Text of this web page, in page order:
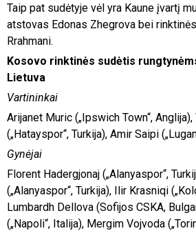
Taip pat sudėtyje vėl yra Kaune įvartį
atstovas Edonas Zhegrova bei
Rrahmani.
Kosovo rinktinės sudėtis
Lietuva
Vartininkai
Arijanet Muric („Ipswich Town“,
(„Hatayspor“, Turkija), Amir Saipi
Gynėjai
Florent Hadergjonaj („Alanyaspor“,
(„Alanyaspor“, Turkija), Ilir Krasniqi
Lumbardh Dellova (Sofijos CSKA,
(„Napoli“, Italija), Mergim Vojvoda